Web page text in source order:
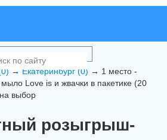
→ Екатеринбург (0) → 1 место -
Love is и жвачки в пакетике (20
выбор
розыгрыш-